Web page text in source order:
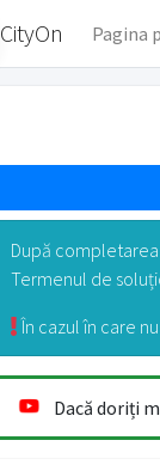
CityOn Pagina
După
Termenul de
În cazul în care
Dacă doriți